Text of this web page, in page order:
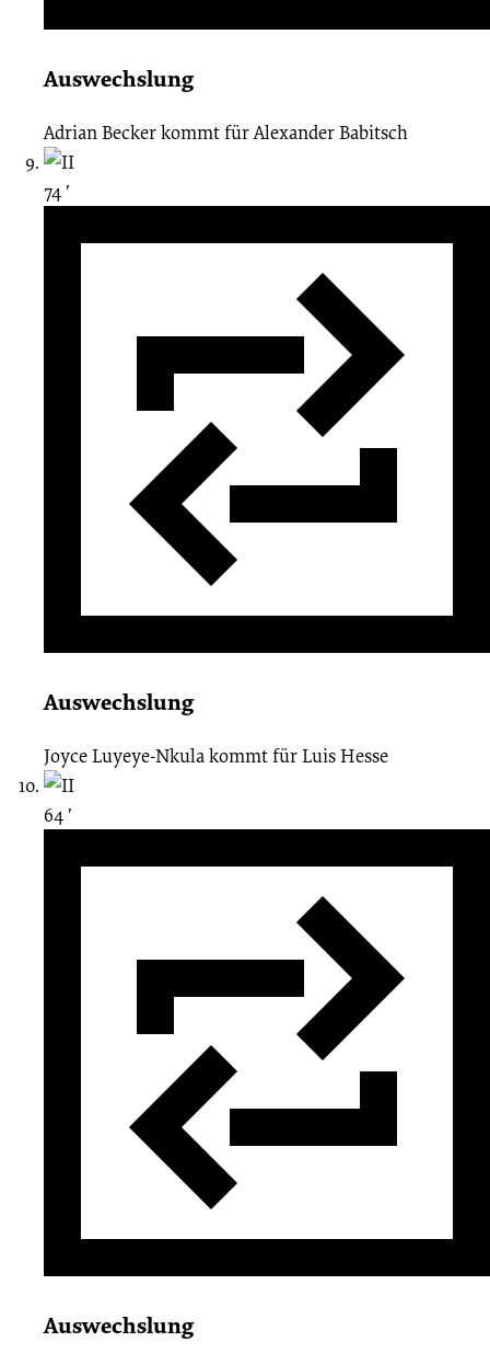
Auswechslung
Adrian Beckerkommt fürAlexander Babitsch
74 ′
Auswechslung
Joyce Luyeye-Nkulakommt fürLuis Hesse
64 ′
Auswechslung